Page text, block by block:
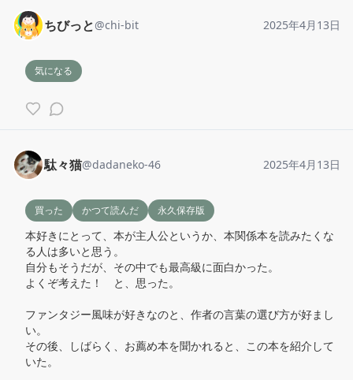
ちびっと@chi-bit 2025年4月13日
気になる
駄々猫@dadaneko-46 2025年4月13日
買った かつて読んだ 永久保存版
本好きにとって、本が主人公というか、本関係本を読みたくな
る人は多いと思う。
自分もそうだが、その中でも最高級に面白かった。
よくぞ考えた！　と、思った。
ファンタジー風味が好きなのと、作者の言葉の選び方が好まし
い。
その後、しばらく、お薦め本を聞かれると、この本を紹介して
いた。